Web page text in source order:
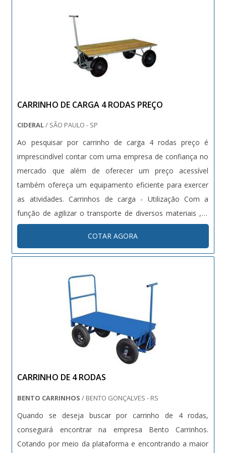
carrinhos. É sempre a opção mais confiável,
disponibilizando itens como carrinhos de condomínio e
lixeiras com ótima qualidade e proteção.Para tal sucesso,
a empresa investiu em profissionais competentes e em
equipamentos inovadores. A Bento Carrinhos é uma
seriedade e qualidade, que comprovam sua essência de
trazer o melhor aos clientes no mercado..
CARRINHO DE CARGA 4 RODAS PREÇO
CIDERAL/ SÃO PAULO - SP
Ao pesquisar por carrinho de carga 4 rodas preço é
imprescindível contar com uma empresa de confiança no
mercado que além de oferecer um preço acessível
também ofereça um equipamento eficiente para exercer
as atividades. Carrinhos de carga - Utilização Com a
função de agilizar o transporte de diversos materiais , o
carrinho de carga a solução ideal pois proporciona as
seguintes vantagens; Agilidade e rapidez nas operações;
Facilidade no m....
COTAR AGORA
CARRINHO DE 4 RODAS
BENTO CARRINHOS / BENTO GONÇALVES - RS
Quando se deseja buscar por carrinho de 4 rodas,
conseguirá encontrar na empresa Bento Carrinhos.
Cotando por meio da plataforma e encontrando a maior